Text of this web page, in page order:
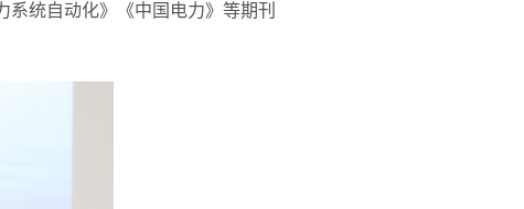
系统自动化》《中国电力》等期刊